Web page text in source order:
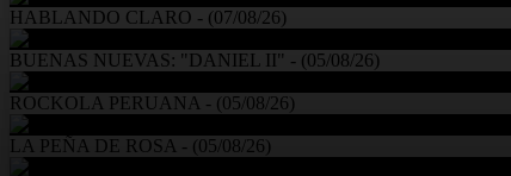
HABLANDO CLARO - (07/08/26)
BUENAS NUEVAS: "DANIEL II" - (05/08/26)
ROCKOLA PERUANA - (05/08/26)
LA PEÑA DE ROSA - (05/08/26)